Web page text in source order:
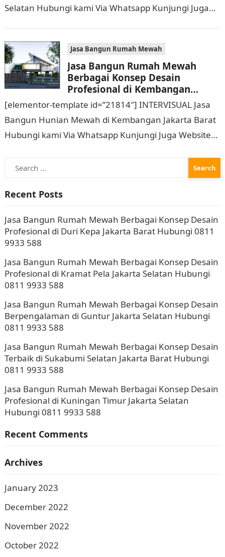
Selatan Hubungi kami Via Whatsapp Kunjungi Juga
Jasa Bangun Rumah Mewah
Jasa Bangun Rumah Mewah
Berbagai Konsep Desain
Profesional di Kembangan
Jakarta Barat Hubungi 0811
9933 588
[elementor-template id=”21814″] INTERVISUAL Jasa
Bangun Hunian Mewah di Kembangan Jakarta Barat
Hubungi kami Via Whatsapp Kunjungi Juga Website
Mewah Berbagai Konsep Desain…
Search
for:
Recent Posts
Jasa Bangun Rumah Mewah Berbagai Konsep Desain
Profesional di Duri Kepa Jakarta Barat Hubungi 0811
9933 588
Jasa Bangun Rumah Mewah Berbagai Konsep Desain
Profesional di Kramat Pela Jakarta Selatan Hubungi
0811 9933 588
Jasa Bangun Rumah Mewah Berbagai Konsep Desain
Berpengalaman di Guntur Jakarta Selatan Hubungi
0811 9933 588
Jasa Bangun Rumah Mewah Berbagai Konsep Desain
Terbaik di Sukabumi Selatan Jakarta Barat Hubungi
0811 9933 588
Jasa Bangun Rumah Mewah Berbagai Konsep Desain
Profesional di Kuningan Timur Jakarta Selatan
Hubungi 0811 9933 588
Recent Comments
Archives
January 2023
December 2022
November 2022
October 2022